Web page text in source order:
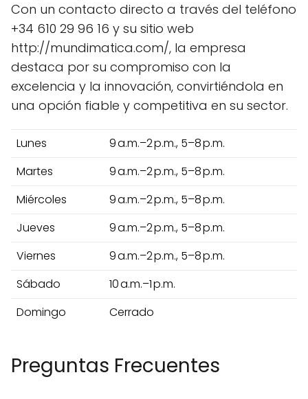
Con un contacto directo a través del teléfono
+34 610 29 96 16 y su sitio web
http://mundimatica.com/, la empresa
destaca por su compromiso con la
excelencia y la innovación, convirtiéndola en
una opción fiable y competitiva en su sector.
Lunes
9 a.m.–2 p.m., 5–8 p.m.
Martes
9 a.m.–2 p.m., 5–8 p.m.
Miércoles
9 a.m.–2 p.m., 5–8 p.m.
Jueves
9 a.m.–2 p.m., 5–8 p.m.
Viernes
9 a.m.–2 p.m., 5–8 p.m.
Sábado
10 a.m.–1 p.m.
Domingo
Cerrado
Preguntas Frecuentes